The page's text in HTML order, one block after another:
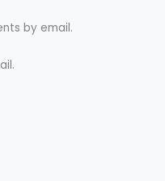
by email.